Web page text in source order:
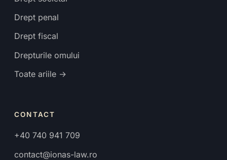
Drept penal
Drept fiscal
Drepturile omului
Toate ariile →
CONTACT
+40 740 941 709
contact@ionas-law.ro